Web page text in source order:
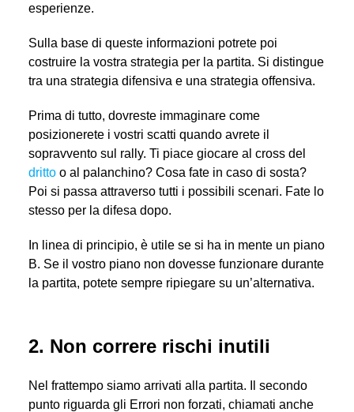
esperienze.
Sulla base di queste informazioni potrete poi
costruire la vostra strategia per la partita. Si distingue
tra una strategia difensiva e una strategia offensiva.
Prima di tutto, dovreste immaginare come
posizionerete i vostri scatti quando avrete il
sopravvento sul rally. Ti piace giocare al cross del
drittoo al palanchino? Cosa fate in caso di sosta?
Poi si passa attraverso tutti i possibili scenari. Fate lo
stesso per la difesa dopo.
In linea di principio, è utile se si ha in mente un piano
B. Se il vostro piano non dovesse funzionare durante
la partita, potete sempre ripiegare su un’alternativa.
2. Non correre rischi inutili
Nel frattempo siamo arrivati alla partita. Il secondo
punto riguarda gli Errori non forzati, chiamati anche